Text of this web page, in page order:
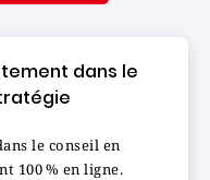
dans le
le conseil en
100 % en ligne.